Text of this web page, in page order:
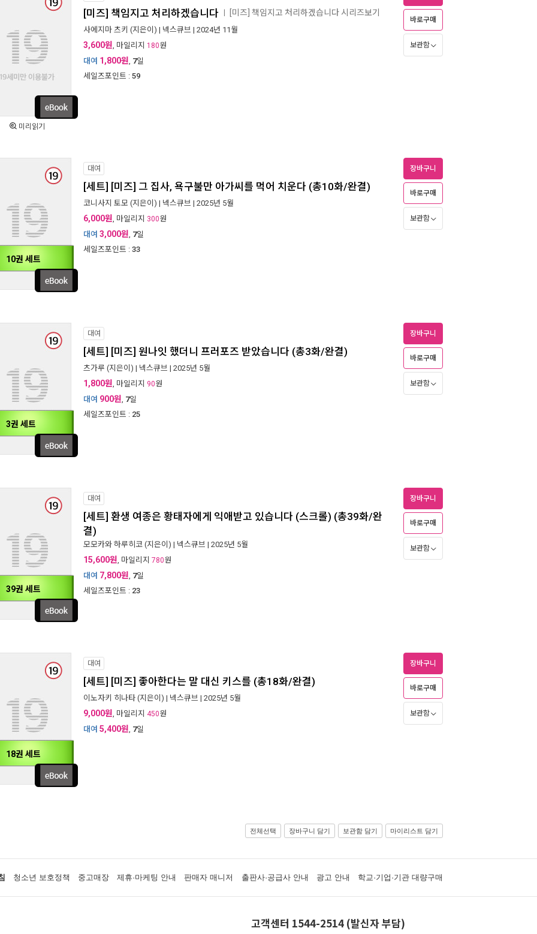
미리읽기
[미즈] 책임지고 처리하겠습니다 [미즈] 책임지고 처리하겠습니다 시리즈보기
사에지마 츠키 (지은이) | 넥스큐브 | 2024년 11월
3,600원, 마일리지 180원
대여 1,800원, 7일
세일즈포인트 : 59
바로구매
보관함
10권 세트
대여
[세트] [미즈] 그 집사, 욕구불만 아가씨를 먹어 치운다 (총10화/완결)
코니사지 토모 (지은이) | 넥스큐브 | 2025년 5월
6,000원, 마일리지 300원
대여 3,000원, 7일
세일즈포인트 : 33
장바구니
바로구매
보관함
3권 세트
대여
[세트] [미즈] 원나잇 했더니 프러포즈 받았습니다 (총3화/완결)
츠가루 (지은이) | 넥스큐브 | 2025년 5월
1,800원, 마일리지 90원
대여 900원, 7일
세일즈포인트 : 25
장바구니
바로구매
보관함
39권 세트
대여
[세트] 환생 여종은 황태자에게 익애받고 있습니다 (스크롤) (총39화/완
결)
모모카와 하루히코 (지은이) | 넥스큐브 | 2025년 5월
15,600원 , 마일리지 780원
대여 7,800원 7일
세일즈포인트 : 23
장바구니
바로구매
보관함
18권 세트
대여
[세트] [미즈] 좋아한다는 말 대신 키스를 (총18화/완결)
이노자키 히나타 (지은이) | 넥스큐브 | 2025년 5월
9,000원, 마일리지 450원
대여 5,400원, 7일
장바구니
바로구매
보관함
전체선택 장바구니 담기 보관함 담기 마이리스트 담기
청소년 보호정책 중고매장 제휴·마케팅 안내 판매자 매니저 출판사·공급사 안내 광고 안내 학교·기업·기관 대량구매
고객센터 1544-2514 (발신자 부담)